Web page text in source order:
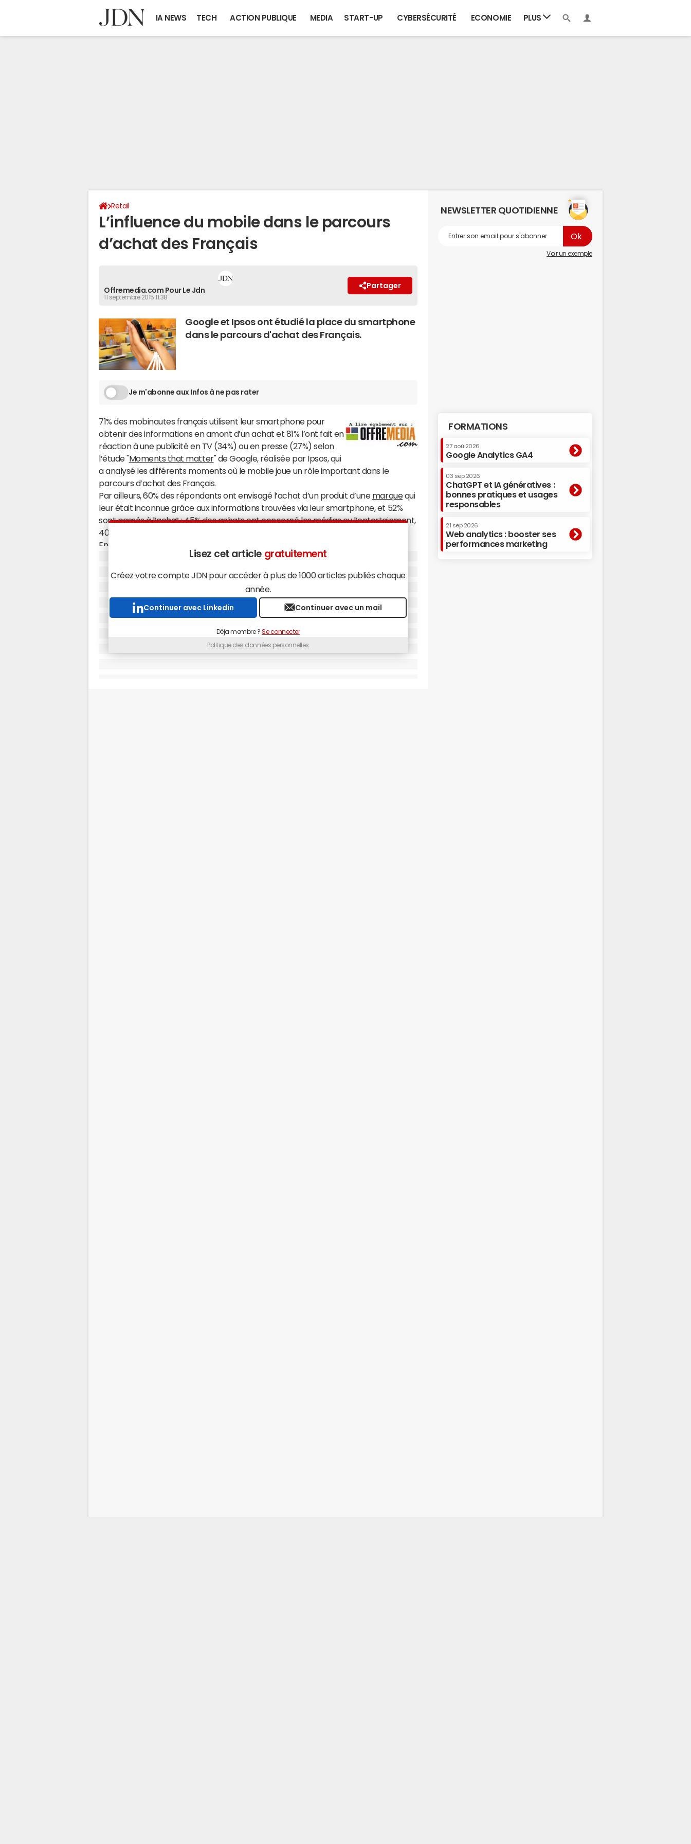
IA NEWS TECH ACTION PUBLIQUE MEDIA START-UP CYBERSÉCURITÉ ECONOMIE PLUS
Retail
L’influence du mobile dans le parcours
d’achat des Français
Offremedia.com Pour Le Jdn
11 septembre 2015 11:38
Partager
Google et Ipsos ont étudié la place du smartphone
dans le parcours d'achat des Français.
Je m'abonne aux Infos à ne pas rater
71% des mobinautes français utilisent leur smartphone pour
obtenir des informations en amont d’un achat et 81% l’ont fait en
réaction à une publicité en TV (34%) ou en presse (27%) selon
l’étude "Moments that matter" de Google, réalisée par Ipsos, qui
a analysé les différents moments où le mobile joue un rôle important dans le
parcours d’achat des Français.
Par ailleurs, 60% des répondants ont envisagé l’achat d’un produit d’une marquequi
leur était inconnue grâce aux informations trouvées via leur smartphone, et 52%
sont passés à l’achat : 45% des achats ont concerné les médias ou l’entertainment,
40% le retail, 35% le voyage et 34% la santé/beauté.
Enfin, le smartphone intervient également au moment du shopping en magasin,
puisque près de la moitié des mobinautes interrogés ont été influencés dans leur
L’étude a été menée en ligne auprès de 1 001 répondants en France, âgés de 18 ans
En savoir plus sur Offremedia.com
Lisez cet article gratuitement
Créez votre compte JDN pour accéder à plus de 1000 articles publiés chaque
année.
Continuer avec Linkedin Continuer avec un mail
Déja membre ? Se connecter
Politique des données personnelles
NEWSLETTER QUOTIDIENNE
Voir un exemple
FORMATIONS
27 aoû 2026
Google Analytics GA4
03 sep 2026
ChatGPT et IA génératives :
bonnes pratiques et usages
responsables
21 sep 2026
Web analytics : booster ses
performances marketing